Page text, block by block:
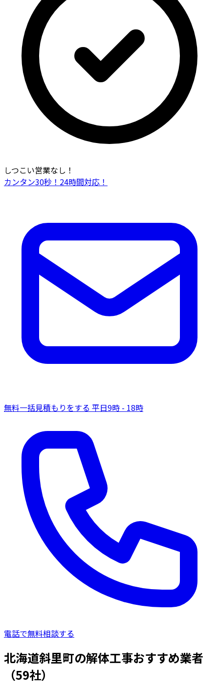
しつこい営業なし！
カンタン30秒！24時間対応！
無料一括見積もりをする 平日9時 - 18時
電話で無料相談する
北海道斜里町の解体工事おすすめ業者
（59社）